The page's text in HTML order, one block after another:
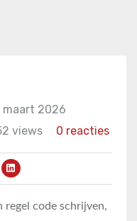
maart 2026
views 0 reacties
regel code schrijven,